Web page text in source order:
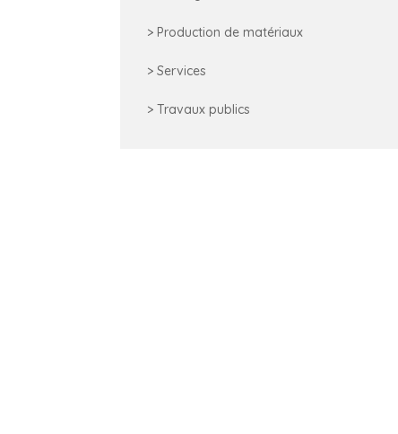
> Production de matériaux
> Services
> Travaux publics